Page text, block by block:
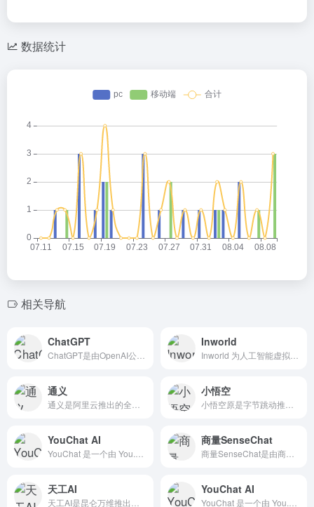
数据统计
相关导航
ChatGPT Inworld
通义 小悟空
YouChat AI 商量SenseChat
天工AI YouChat AI